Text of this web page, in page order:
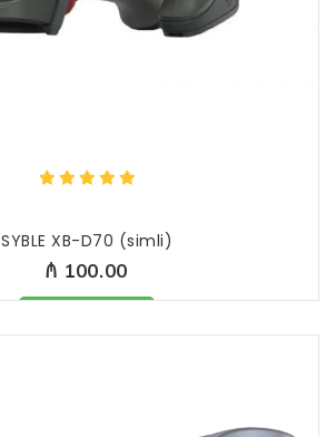
SYBLE XB-D70 (simli)
₼ 100.00
Məhsul mövcüddur